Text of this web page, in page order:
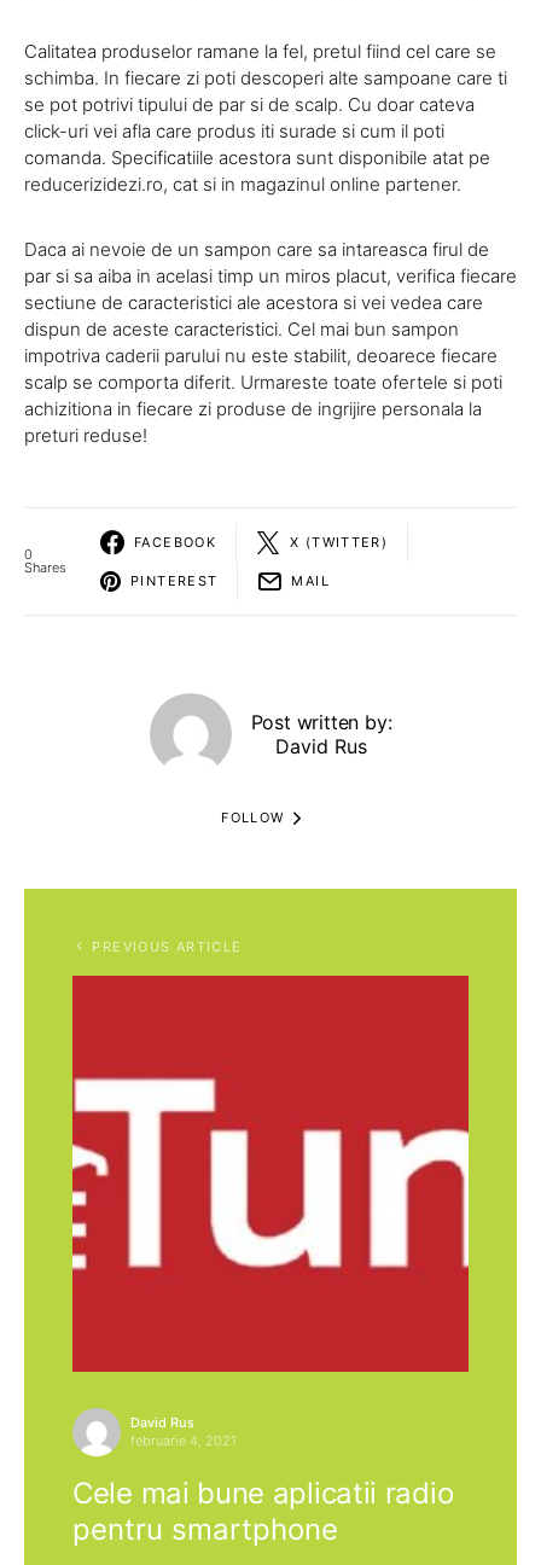
Calitatea produselor ramane la fel, pretul fiind cel care se
schimba. In fiecare zi poti descoperi alte sampoane care ti
se pot potrivi tipului de par si de scalp. Cu doar cateva
click-uri vei afla care produs iti surade si cum il poti
comanda. Specificatiile acestora sunt disponibile atat pe
reducerizidezi.ro, cat si in magazinul online partener.
Daca ai nevoie de un sampon care sa intareasca firul de
par si sa aiba in acelasi timp un miros placut, verifica fiecare
sectiune de caracteristici ale acestora si vei vedea care
dispun de aceste caracteristici. Cel mai bun sampon
impotriva caderii parului nu este stabilit, deoarece fiecare
scalp se comporta diferit. Urmareste toate ofertele si poti
achizitiona in fiecare zi produse de ingrijire personala la
preturi reduse!
0
Shares
FACEBOOK X (TWITTER)
PINTEREST MAIL
Post written by:
David Rus
FOLLOW
PREVIOUS ARTICLE
David Rus
februarie 4, 2021
Cele mai bune aplicatii radio
pentru smartphone